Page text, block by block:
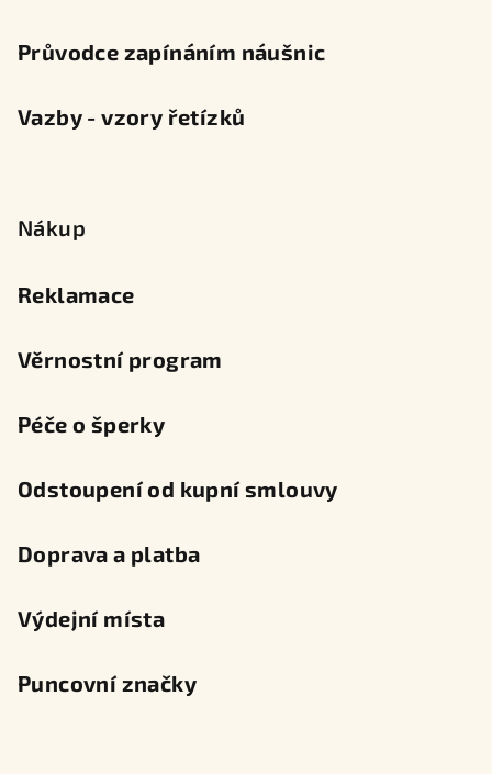
Průvodce zapínáním náušnic
Vazby - vzory řetízků
Nákup
Reklamace
Věrnostní program
Péče o šperky
Odstoupení od kupní smlouvy
Doprava a platba
Výdejní místa
Puncovní značky